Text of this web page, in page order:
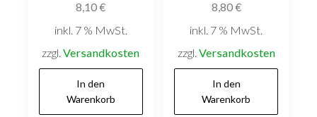
8,10€
inkl. 7 % MwSt.
zzgl.Versandkosten
In den
Warenkorb
8,80€
inkl. 7 % MwSt.
zzgl. Versandkosten
In den
Warenkorb